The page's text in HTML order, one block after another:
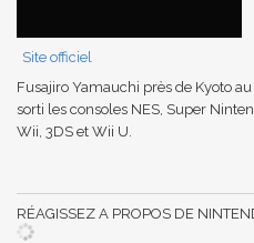
Site officiel
Fusajiro Yamauchi près de Kyoto
sorti les consoles NES, Super
Wii, 3DS et Wii U.
RÉAGISSEZ A PROPOS DE